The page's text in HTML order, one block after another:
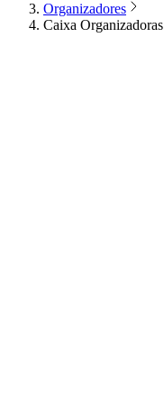
Organizadores
Caixa Organizadoras